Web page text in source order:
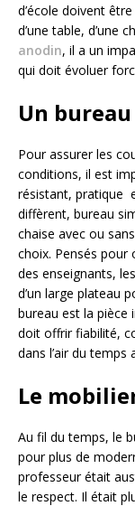
d’école doivent
d’une table, d’une
anodin, il a un
qui doit évoluer
Un
Pour assurer les
conditions, il est
résistant, pratique
diffèrent, bureau
chaise avec ou
choix. Pensés pour
des enseignants,
d’un large plateau
bureau est la pièce
doit offrir fiabilité,
dans l’air du temps
Le
Au fil du temps, le
pour plus de
professeur était
le respect. Il était